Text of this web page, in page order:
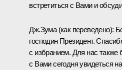
встретиться с Вами и
Дж.Зума(как переведено):
господин Президент.
с избранием. Для нас также
с Вами сегодня увидеться